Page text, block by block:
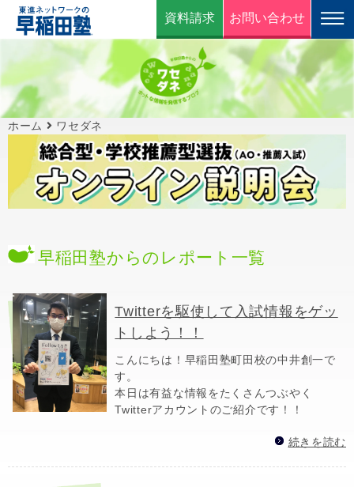
資料請求 お問い合わせ
ホーム ワセダネ
早稲田塾からのレポート一覧
Twitterを駆使して入試情報をゲッ
トしよう！！
こんにちは！早稲田塾町田校の中井創一で
す。
本日は有益な情報をたくさんつぶやく
Twitterアカウントのご紹介です！！
続きを読む